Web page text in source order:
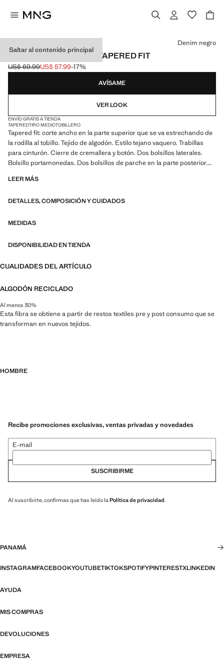
Saltar al contenido principal
JEANS BEN CROPPED TAPERED FIT
Precio inicial tachado [US$ 69.99 ]
US$ 69.99
Precio actual [US$ 57.99 ]
US$ 57.99-17%
Selecciona un color
Denim negro
AVÍSAME
VER LOOK
ENVÍO GRATIS A TIENDA
TAPEREDTIRO MEDIOTOBILLERO
Tapered fit: corte ancho en la parte superior que se va estrechando de
la rodilla al tobillo. Tejido de algodón. Estilo tejano vaquero. Trabillas
para cinturón. Cierre de cremallera y botón. Dos bolsillos laterales.
Bolsillo portamonedas. Dos bolsillos de parche en la parte posterior.
LEER MÁS
DETALLES, COMPOSICIÓN Y CUIDADOS
MEDIDAS
DISPONIBILIDAD EN TIENDA
CUALIDADES DEL ARTÍCULO
ALGODÓN RECICLADO
Al menos 30%
Esta fibra se obtiene a partir de restos textiles pre y post consumo que se
transforman en nuevos tejidos.
HOMBRE
Recibe promociones exclusivas, ventas privadas y novedades
E-mail
SUSCRIBIRME
Al suscribirte, confirmas que has leído laPolítica de privacidad.
PANAMÁ
INSTAGRAMFACEBOOKYOUTUBETIKTOKSPOTIFYPINTERESTXLINKEDIN
AYUDA
MIS COMPRAS
DEVOLUCIONES
EMPRESA